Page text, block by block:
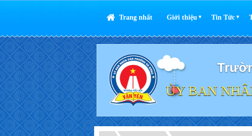
Trang nhất Giới thiệu ▼ Tin Tức ▼
ỦY BAN